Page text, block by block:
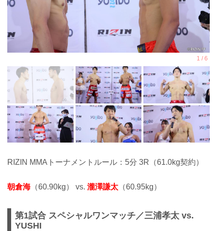
RIZIN MMAトーナメントルール：5分 3R（61.0kg契約）
朝倉海（60.90kg） vs. 瀧澤謙太 （60.95kg）
第1試合 スペシャルワンマッチ／三浦孝太 vs.
YUSHI